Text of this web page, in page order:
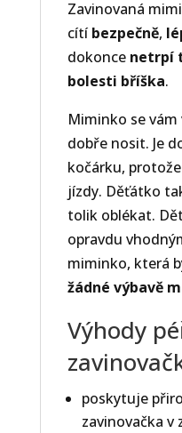
Zavinovaná
cítí bezpečně,
dokonce netrpí
bolesti bříška.
Miminko se vám
dobře nosit. Je
kočárku,
jízdy. Děťátko
tolik oblékat.
opravdu
miminko, která
žádné výbavě
Výhody
poskytuje
zavinovačka v